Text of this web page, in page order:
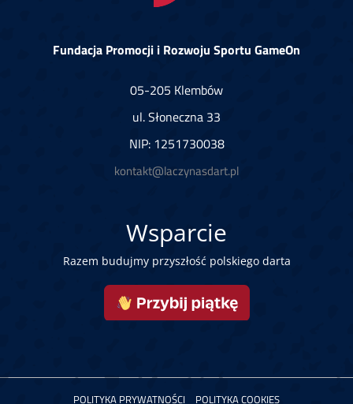
Fundacja Promocji i Rozwoju Sportu GameOn
05-205 Klembów
ul. Słoneczna 33
NIP: 1251730038
kontakt@laczynasdart.pl
Wsparcie
Razem budujmy przyszłość polskiego darta
POLITYKA PRYWATNOŚCI POLITYKA COOKIES